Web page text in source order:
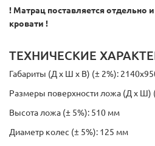
! Матрац поставляется отдельно
кровати !
ТЕХНИЧЕСКИЕ
Габариты (Д х Ш х В) (± 2%):
Размеры поверхности ложа (Д х Ш)
Высота ложа (± 5%): 510 мм
Диаметр колес (± 5%): 125 мм